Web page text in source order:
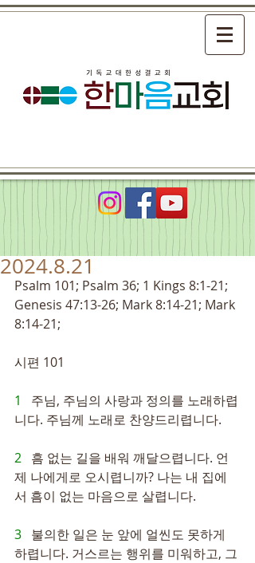
2024.8.21
Psalm 101; Psalm 36; 1 Kings 8:1-21;
Genesis 47:13-26; Mark 8:14-21; Mark
8:14-21;
시편 101
1 주님, 주님의 사랑과 정의를 노래하렵
니다. 주님께 노래로 찬양드리렵니다.
2 흠 없는 길을 배워 깨달으렵니다. 언
제 나에게로 오시렵니까? 나는 내 집에
서 흠이 없는 마음으로 살렵니다.
3 불의한 일은 눈 앞에 얼씬도 못하게
하렵니다. 거스르는 행위를 미워하고, 그